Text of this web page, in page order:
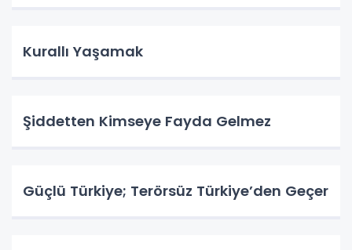
Kurallı Yaşamak
Şiddetten Kimseye Fayda Gelmez
Güçlü Türkiye; Terörsüz Türkiye’den Geçer